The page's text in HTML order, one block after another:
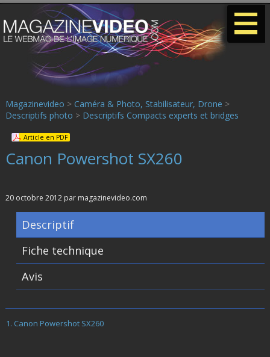
Magazinevideo > Caméra & Photo, Stabilisateur, Drone >
Descriptifs photo > Descriptifs Compacts experts et bridges
Article en PDF
Canon Powershot SX260
20 octobre 2012 par magazinevideo.com
Descriptif
Fiche technique
Avis
Canon Powershot SX260
-
-
-